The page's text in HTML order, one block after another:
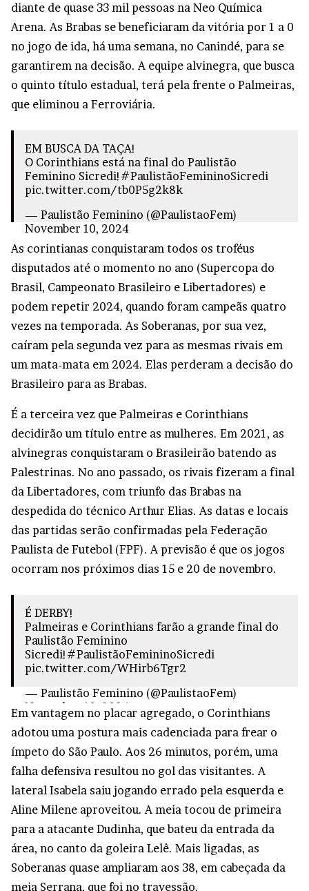
diante de quase 33 mil pessoas na Neo Química
Arena. As Brabas se beneficiaram da vitória por 1 a 0
no jogo de ida, há uma semana, no Canindé, para se
garantirem na decisão. A equipe alvinegra, que busca
o quinto título estadual, terá pela frente o Palmeiras,
que eliminou a Ferroviária.
EM BUSCA DA TAÇA!
O Corinthians está na final do Paulistão
Feminino Sicredi! #PaulistãoFemininoSicredi
pic.twitter.com/tb0P5g2k8k
— Paulistão Feminino (@PaulistaoFem)
November 10, 2024
As corintianas conquistaram todos os troféus
disputados até o momento no ano (Supercopa do
Brasil, Campeonato Brasileiro e Libertadores) e
podem repetir 2024, quando foram campeãs quatro
vezes na temporada. As Soberanas, por sua vez,
caíram pela segunda vez para as mesmas rivais em
um mata-mata em 2024. Elas perderam a decisão do
Brasileiro para as Brabas.
É a terceira vez que Palmeiras e Corinthians
decidirão um título entre as mulheres. Em 2021, as
alvinegras conquistaram o Brasileirão batendo as
Palestrinas. No ano passado, os rivais fizeram a final
da Libertadores, com triunfo das Brabas na
despedida do técnico Arthur Elias. As datas e locais
das partidas serão confirmadas pela Federação
Paulista de Futebol (FPF). A previsão é que os jogos
ocorram nos próximos dias 15 e 20 de novembro.
É DERBY!
Palmeiras e Corinthians farão a grande final do
Paulistão Feminino
Sicredi! #PaulistãoFemininoSicredi
pic.twitter.com/WHirb6Tgr2
— Paulistão Feminino (@PaulistaoFem)
November 10, 2024
Em vantagem no placar agregado, o Corinthians
adotou uma postura mais cadenciada para frear o
ímpeto do São Paulo. Aos 26 minutos, porém, uma
falha defensiva resultou no gol das visitantes. A
lateral Isabela saiu jogando errado pela esquerda e
Aline Milene aproveitou. A meia tocou de primeira
para a atacante Dudinha, que bateu da entrada da
área, no canto da goleira Lelê. Mais ligadas, as
Soberanas quase ampliaram aos 38, em cabeçada da
meia Serrana, que foi no travessão.